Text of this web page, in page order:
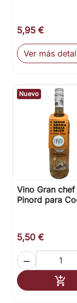
5,95 €
Ver más
Nuevo
Vino Gran chef
Pinord para
5,50 €

